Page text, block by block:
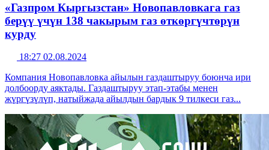
«Газпром Кыргызстан» Новопавловкага газ
берүү үчүн 138 чакырым газ өткөргүчтөрүн
курду
18:27 02.08.2024
Компания Новопавловка айылын газдаштыруу боюнча ири
долбоорду аяктады. Газдаштыруу этап-этабы менен
жүргүзүлүп, натыйжада айылдын бардык 9 тилкеси газ...